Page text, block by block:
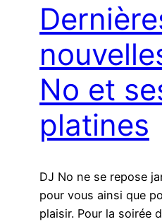
No et
platines
DJ No ne se repose
pour vous ainsi que
plaisir. Pour la soirée